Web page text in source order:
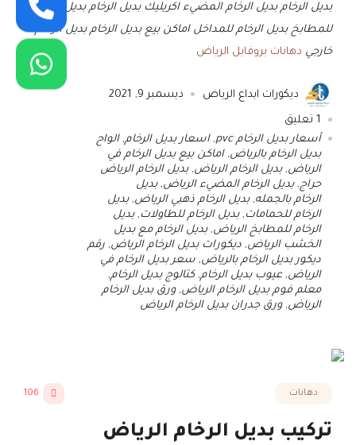
بديل الرخام بديل الرخام المضيء اكريليك بديل الرخام بديل الرخام
للمطابخ بديل الرخام للمداخل اماكن بيع بديل الرخام بديل الرخام
خارجي دهانات بروفايل الرياض
ديكورات ابداع الرياض ديسمبر 9, 2021
1 تعليق
أسعار بديل الرخام pvc
,اسعار بديل الرخام,الواح
بديل الرخام بالرياض,اماكن بيع بديل الرخام في
الرياض,بديل الرخام الرياض,بديل الرخام الرياض
حراج,بديل الرخام المضيء الرياض,بديل
الرخام بالجمله,بديل الرخام ذهبي الرياض,بديل
الرخام للحمامات ,بديل الرخام للطاولات ,بديل
الرخام للمطابخ الرياض,بديل الرخام مع بديل
الخشب الرياض, ديكورات بديل الرخام الرياض, رقم
ديكور بديل الرخام بالرياض, سعر بديل الرخام في
الرياض, عيوب بديل الرخام, كتالوج بديل الرخام,
معلم فوم بديل الرخام الرياض,ورق بديل الرخام
الرياض,ورق جدران بديل الرخام الرياض
دهانات 106
تركيب بديل الرخام الرياض